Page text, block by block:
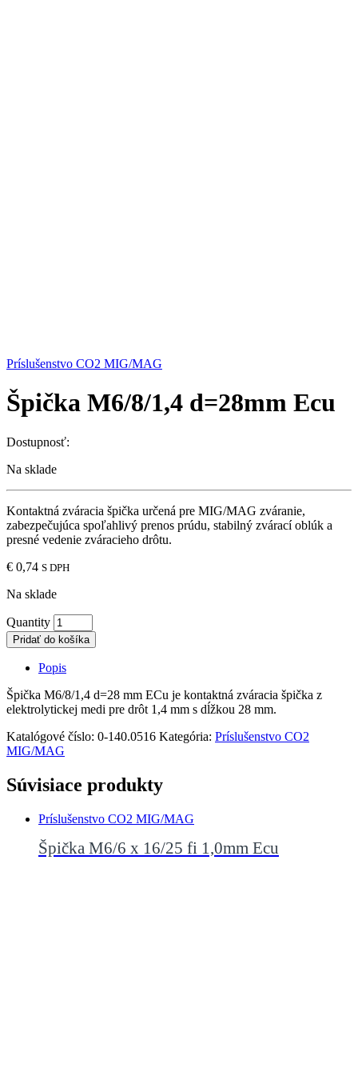
Príslušenstvo CO2 MIG/MAG
Špička M6/8/1,4 d=28mm Ecu
Dostupnosť:
Na sklade
Kontaktná zváracia špička určená pre MIG/MAG zváranie,
zabezpečujúca spoľahlivý prenos prúdu, stabilný zvárací oblúk a
presné vedenie zváracieho drôtu.
€ 0,74 S DPH
Na sklade
Quantity
Pridať do košíka
Popis
Špička M6/8/1,4 d=28 mm ECu je kontaktná zváracia špička z
elektrolytickej medi pre drôt 1,4 mm s dĺžkou 28 mm.
Katalógové číslo: 0-140.0516 Kategória: Príslušenstvo CO2
MIG/MAG
Súvisiace produkty
Príslušenstvo CO2 MIG/MAG
Špička M6/6 x 16/25 fi 1,0mm Ecu